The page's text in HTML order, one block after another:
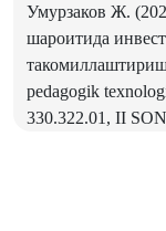
Умурзаков Ж.
шароитида
pedagogik
330.322.01, II